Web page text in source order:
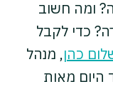
ומה חשוב
כדי לקבל
כהן, מנהל
היום מאות